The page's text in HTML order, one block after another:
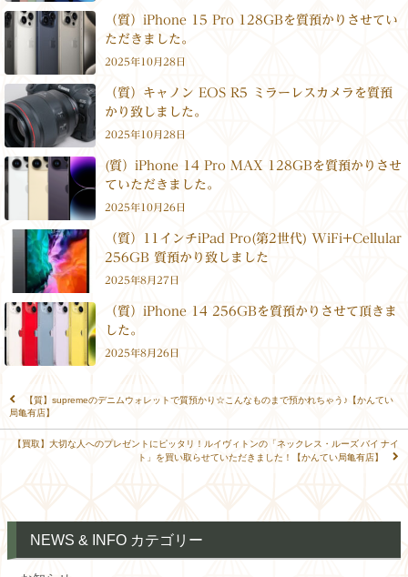
（質）iPhone 15 Pro 128GBを質預かりさせてい
ただきました。
2025年10月28日
（質）キャノン EOS R5 ミラーレスカメラを質預
かり致しました。
2025年10月28日
(質）iPhone 14 Pro MAX 128GBを質預かりさせ
ていただきました。
2025年10月26日
（質）11インチiPad Pro(第2世代) WiFi+Cellular
256GB 質預かり致しました
2025年8月27日
（質）iPhone 14 256GBを質預かりさせて頂きま
した。
2025年8月26日
【質】supremeのデニムウォレットで質預かり☆こんなものまで預かれちゃう♪【かんてい
局亀有店】
【買取】大切な人へのプレゼントにピッタリ！ルイヴィトンの「ネックレス・ルーズ バイ ナイ
ト」を買い取らせていただきました！【かんてい局亀有店】
NEWS & INFO カテゴリー